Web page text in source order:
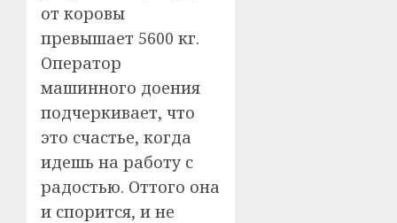
от коровы
превышает 5600 кг.
Оператор
машинного доения
подчеркивает, что
это счастье, когда
идешь на работу с
радостью. Оттого она
и спорится, и не